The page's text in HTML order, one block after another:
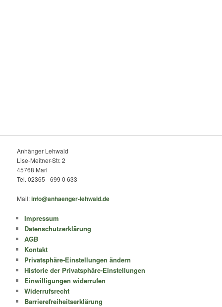
Anhänger Lehwald
Lise-Meitner-Str. 2
45768 Marl
Tel. 02365 - 699 0 633
Mail:info@anhaenger-lehwald.de
Impressum
Datenschutzerklärung
AGB
Kontakt
Privatsphäre-Einstellungen ändern
Historie der Privatsphäre-Einstellungen
Einwilligungen widerrufen
Widerrufsrecht
Barrierefreiheitserklärung